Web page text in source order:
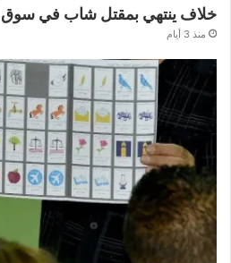
خلاف ينتهي بمقتل شاب في سوق
منذ 3 أيام